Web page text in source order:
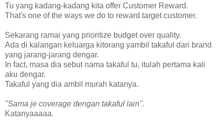
Tu yang kadang-kadang kita offer Customer Reward.
That's one of the ways we do to reward target customer.
Sekarang ramai yang prioritize budget over quality.
Ada di kalangan keluarga kitorang yambil takaful dari brand
yang jarang-jarang dengar.
In fact, masa dia sebut nama takaful tu, itulah pertama kali
aku dengar.
Takaful yang dia ambil murah katanya.
"Sama je coverage dengan takaful lain".
Katanyaaaaa.